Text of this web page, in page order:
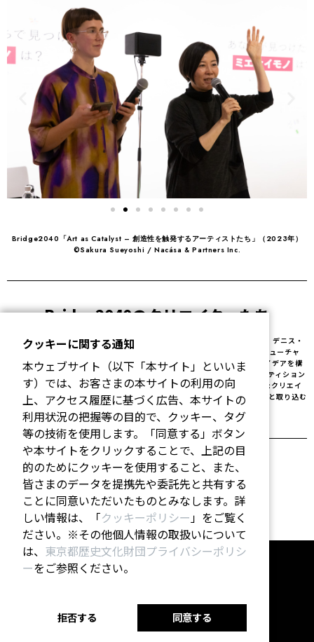
Bridge2040「Art as Catalyst – 創造性を触発するアーティストたち」（2023年）
©Sakura Sueyoshi / Nacása & Partners Inc.
Bridge2040のクリエイターたち
2023年のはじめ、フューチャーラボのメンバーであるペーター・ハイダー、デニス・
ヒルテンフェルダー、ニコラス・ナヴォー、マリア・プファイファーは、フューチャ
ーラボ・アイデア・エクスペディションの一環として、ブリッジ2040のアイデアを構
想した。アイデア・エクスペディションは毎年フューチャーラボ内のコンペティション
として開催され、2つの受賞プロジェクトを表彰している。この4人の多様なクリエイ
ターは、未来のトピックに関する議論にはさまざまな世代のグループをもっと取り込む
べきだというビジョンを共有している。
クッキーに関する通知
本ウェブサイト（以下「本サイト」といいま
す）では、お客さまの本サイトの利用の向
上、アクセス履歴に基づく広告、本サイトの
利用状況の把握等の目的で、クッキー、タグ
等の技術を使用します。「同意する」ボタン
や本サイトをクリックすることで、上記の目
的のためにクッキーを使用すること、また、
皆さまのデータを提携先や委託先と共有する
ことに同意いただいたものとみなします。詳
しい情報は、「クッキーポリシー 」をご覧く
ださい。※その他個人情報の取扱いについて
は、 東京都歴史文化財団プライバシーポリシ
ーをご参照ください。
拒否する 同意する